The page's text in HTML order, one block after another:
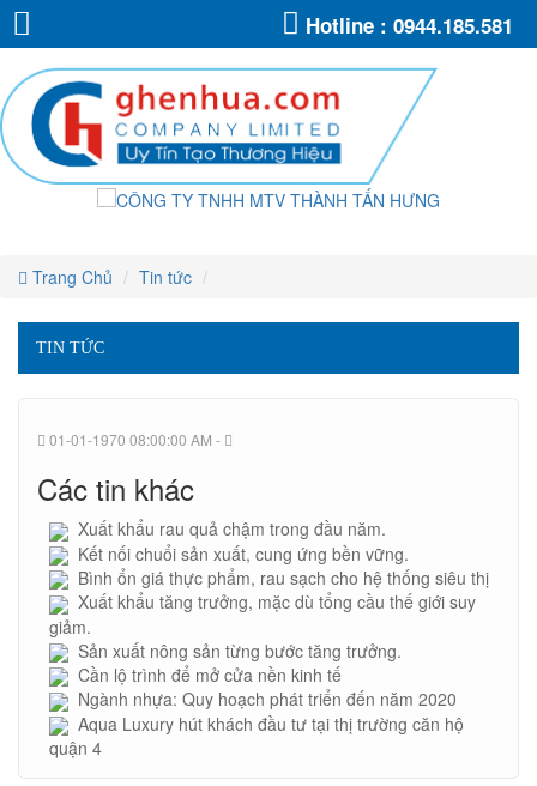
CÔNG
TY
TNHH
MTV
THÀNH
TẤN
HƯNG
CÔNG
TY
TNHH
MTV
THÀNH
HƯNG
CÔNG
TY
TNHH
MTV
THÀNH
TẤN
CÔNG
TY
TNHH
MTV
THÀNH
TẤN
HƯNG
CÔNG
TNHH
THÀNH
TẤN
HƯNG
CÔNG
TNHH
MTV
THÀNH
TẤN
HƯNG
Hotline : 0944.185.581
Trang Chủ Tin tức
TIN TỨC
01-01-1970 08:00:00 AM -
Các tin khác
Xuất khẩu rau quả chậm trong đầu năm.
Kết nối chuổi sản xuất, cung ứng bền vững.
Bình ổn giá thực phẩm, rau sạch cho hệ thống siêu thị
Xuất khẩu tăng trưởng, mặc dù tổng cầu thế giới suy
giảm.
Sản xuất nông sản từng bước tăng trưởng.
Cần lộ trình để mở cửa nền kinh tế
Ngành nhựa: Quy hoạch phát triển đến năm 2020
Aqua Luxury hút khách đầu tư tại thị trường căn hộ
quận 4